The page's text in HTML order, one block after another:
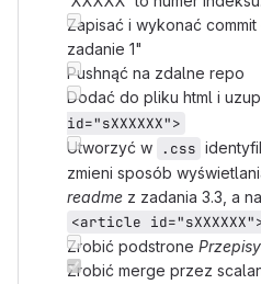
Zapisać i wykonać
zadanie 1"
Pushnąć na zdalne repo
Dodać do pliku html i
id="sXXXXXX">
Utworzyć w .css
zmieni sposób
readme z zadania 3.3, a
<article
Zrobić podstrone Przepisy
Zrobić merge przez